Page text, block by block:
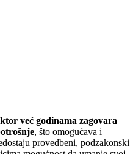
već godinama zagovara
, što omogućava i
provedbeni, podzakonski